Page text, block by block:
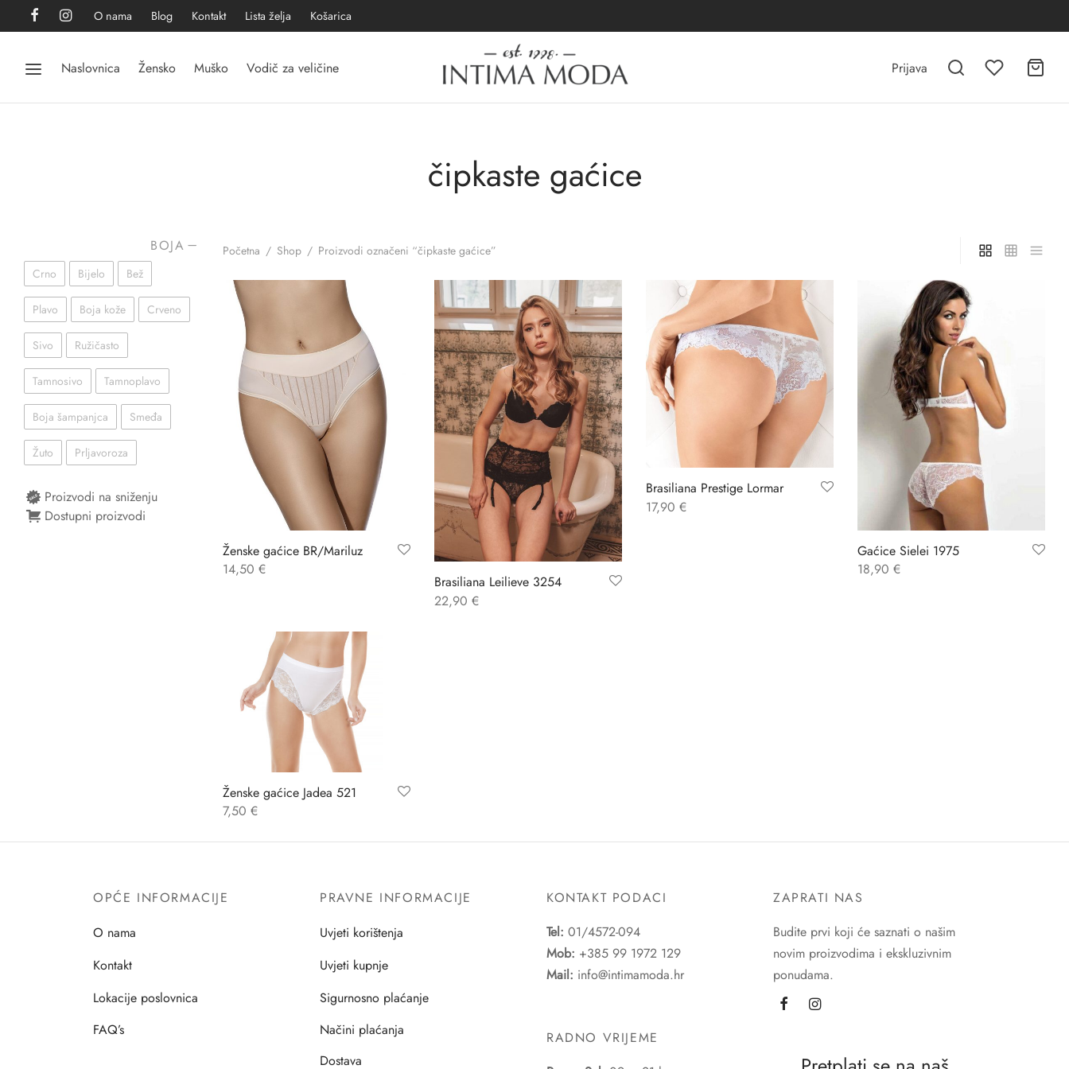
O nama Blog Kontakt Lista želja Košarica
Naslovnica Žensko Muško Vodič za veličine Prijava
čipkaste gaćice
BOJA
Crno Bijelo Bež
Plavo Boja kože Crveno
Sivo Ružičasto
Tamnosivo Tamnoplavo
Boja šampanjca Smeđa
Žuto Prljavoroza
Proizvodi na sniženju
Dostupni proizvodi
Početna / Shop / Proizvodi označeni “čipkaste gaćice”
Ženske gaćice BR/Mariluz
14,50 €
Brasiliana Leilieve 3254
22,90 €
Brasiliana Prestige Lormar
17,90 €
Gaćice Sielei 1975
18,90 €
Ženske gaćice Jadea 521
7,50 €
OPĆE INFORMACIJE
O nama
Kontakt
Lokacije poslovnica
FAQ’s
PRAVNE INFORMACIJE
Uvjeti korištenja
Uvjeti kupnje
Sigurnosno plaćanje
Načini plaćanja
Dostava
KONTAKT PODACI
Tel: 01/4572-094
Mob: +385 99 1972 129
Mail: info@intimamoda.hr
RADNO VRIJEME
ZAPRATI NAS
Budite prvi koji će saznati o našim
novim proizvodima i ekskluzivnim
ponudama.